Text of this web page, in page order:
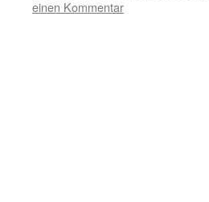
einen Kommentar